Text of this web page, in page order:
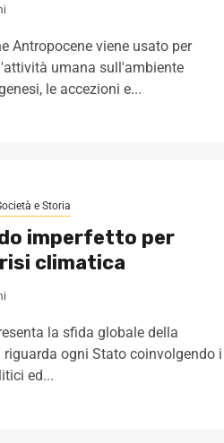
Antropocene viene usato per
umana sull'ambiente
le accezioni e...
e Storia
imperfetto per
climatica
la sfida globale della
ogni Stato coinvolgendo i
ed...